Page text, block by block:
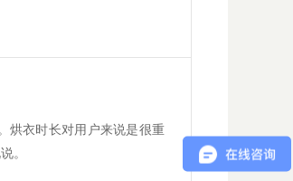
烘衣时长对用户来说是很重
。